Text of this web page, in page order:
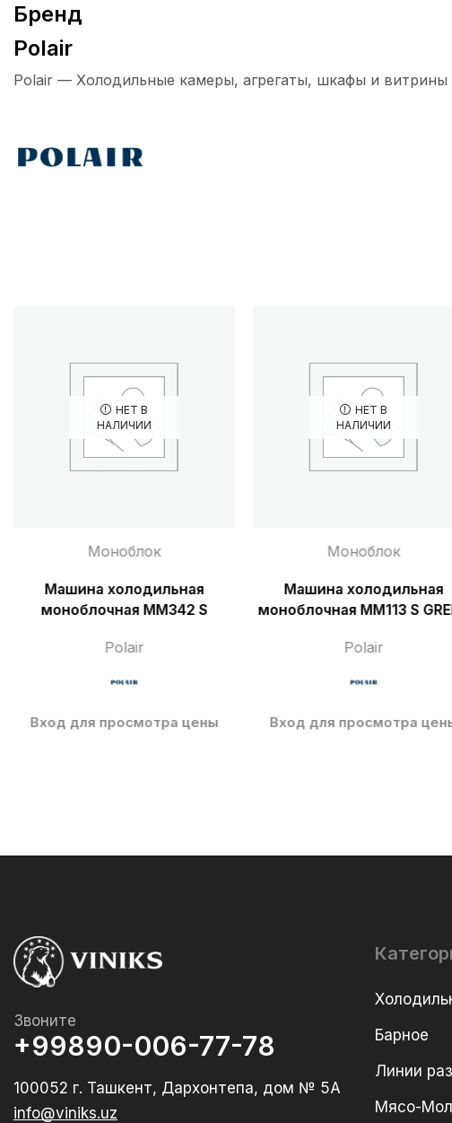
Бренд
Polair
Polair — Холодильные камеры, агрегаты, шкафы и витрины
НЕТ В
НАЛИЧИИ
Моноблок
Машина холодильная
моноблочная MM342 S
Polair
Вход для просмотра цены
НЕТ В
НАЛИЧИИ
Моноблок
Машина холодильная
моноблочная MM113 S
Polair
Вход для просмотра
Звоните
+99890-006-77-78
100052 г. Ташкент, Дархонтепа, дом № 5А
info@viniks.uz
Барное
Линии
Мясо-